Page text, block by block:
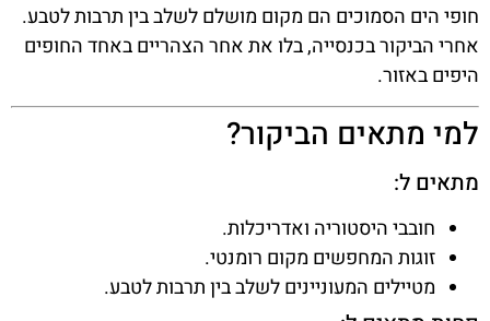
חופי הים הסמוכים הם מקום מושלם לשלב בין תרבות לטבע.
אחרי הביקור בכנסייה, בלו את אחר הצהריים באחד החופים
היפים באזור.
למי מתאים הביקור?
מתאים ל:
חובבי היסטוריה ואדריכלות.
זוגות המחפשים מקום רומנטי.
מטיילים המעוניינים לשלב בין תרבות לטבע.